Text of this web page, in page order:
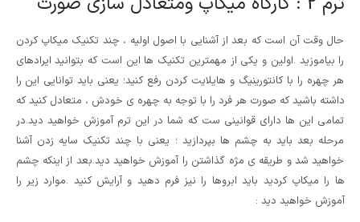
حال وقت آن است که بعد از آشنایی با اصول اولیه ، چند تکنیک میکاپ کردن
را بیاموزید .اولین و یکی از مهمترین تکنیک ها این است که بتوانید ایرادهای
هر چهره را با کانتورینیگ و هایلایت کردن رفع کنید؛ یعنی باید توانایی این را
داشته باشید که صورت هر فرد را با توجه به چهره ی خودش ، متعادل کنید که
تمامی این ها دارای قوانینی ست که شما در این ترم آموزش خواهید دید.در
مرحله بعد باید به چشم ها بپردازید ؛ یعنی با چند تکنیک سایه زدن آشنا
خواهید شد و طریقه ی مژه گذاشتن را آموزش خواهید دید.بعد از اینکه چشم
ها را میکاپ کردید باید ابروها را نیز فرم دهید و آرایش کنید .موارد زیر را
آموزش خواهید دید :